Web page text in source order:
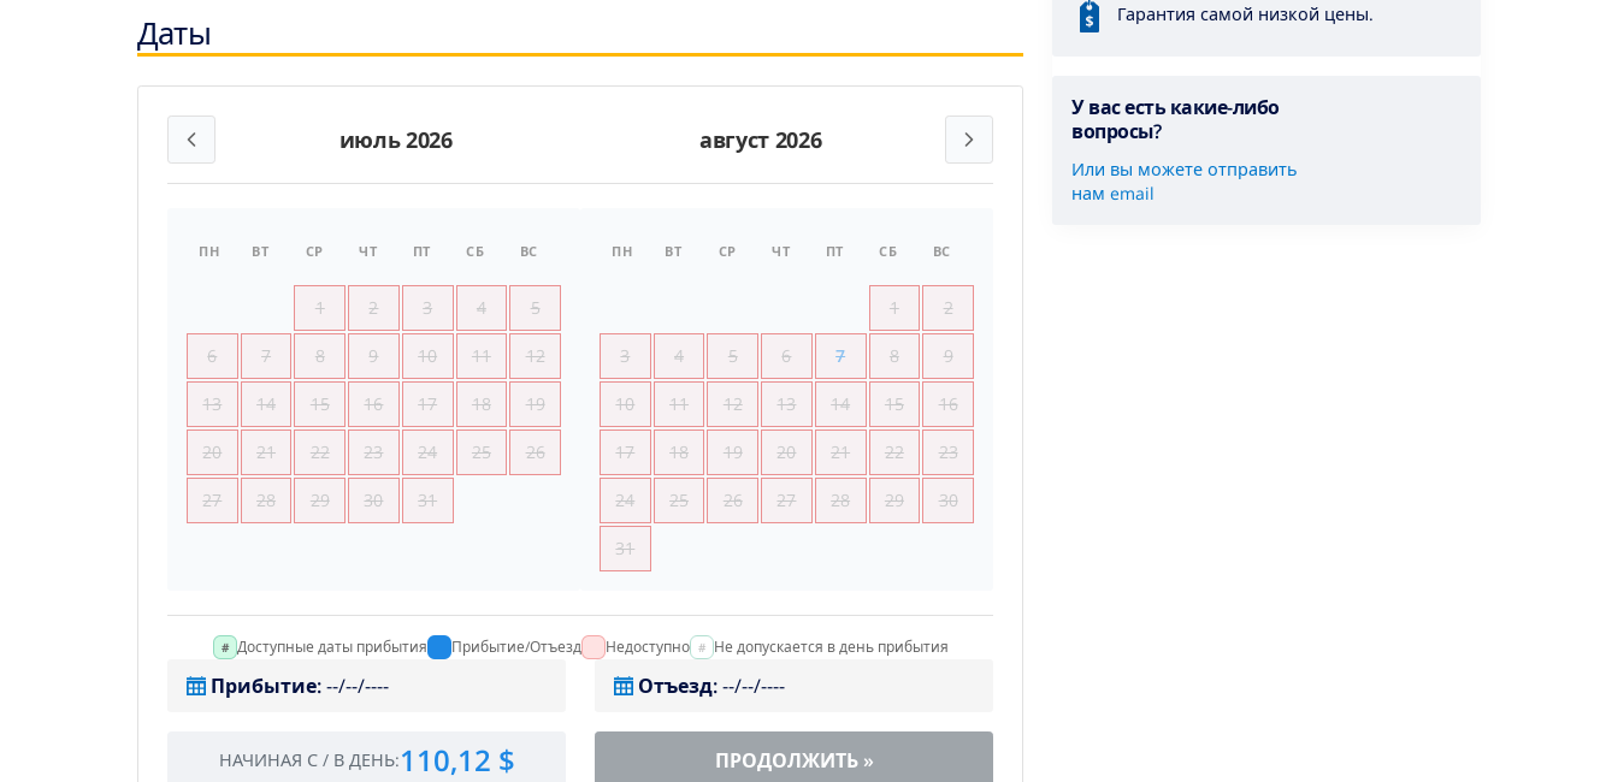
Даты
июль 2026 август 2026
ПН ВТ СР ЧТ ПТ СБ ВС
1 2 3 4 5
6 7 8 9 10 11 12
13 14 15 16 17 18 19
20 21 22 23 24 25 26
27 28 29 30 31
ПН ВТ СР ЧТ ПТ СБ ВС
1 2
3 4 5 6 7 8 9
10 11 12 13 14 15 16
17 18 19 20 21 22 23
24 25 26 27 28 29 30
31
Доступные даты прибытия Прибытие/Отъезд Недоступно Не допускается в день прибытия
Прибытие:--/--/---- Отъезд:--/--/----
НАЧИНАЯ С/ В ДЕНЬ:110,12 $ ПРОДОЛЖИТЬ»
Гарантия самой низкой цены.
У вас есть какие-либо
вопросы?
Или вы можете отправить
нам email